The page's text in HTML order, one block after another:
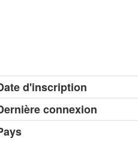
d'inscription
connexion